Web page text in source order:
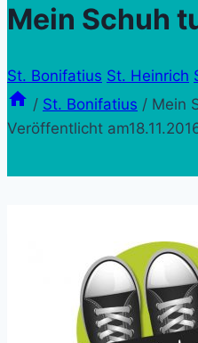
Mein Schuh
St. Bonifatius St. Heinrich
/ St. Bonifatius / Mein
Veröffentlicht am